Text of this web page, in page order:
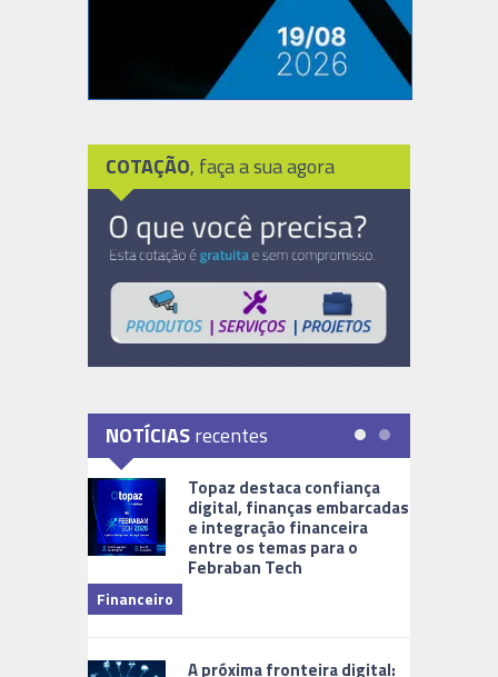
COTAÇÃO, faça a sua agora
NOTÍCIASrecentes
Topaz destaca confiança
digital, finanças embarcadas
e integração financeira
entre os temas para o
Febraban Tech
Financeiro
A próxima fronteira digital: